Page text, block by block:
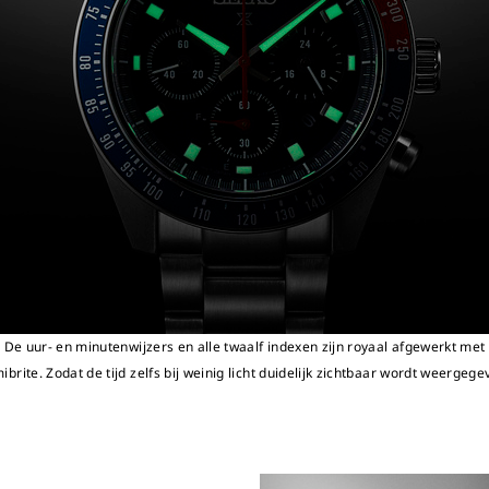
De uur- en minutenwijzers en alle twaalf indexen zijn royaal afgewerkt met
Zodat de tijd zelfs bij weinig licht duidelijk zichtbaar wordt